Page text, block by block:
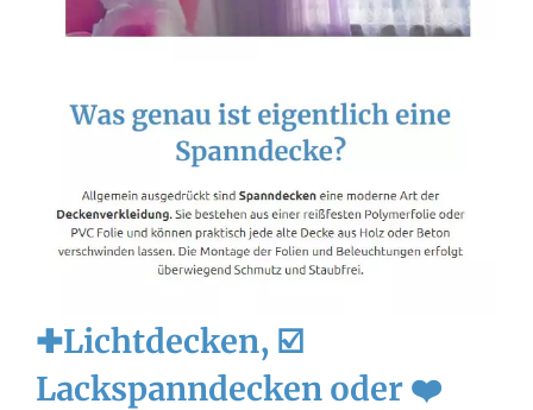
✚Lichtdecken, ☑️
Lackspanndecken oder ❤️